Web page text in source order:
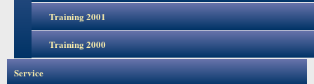
Training 2001
Training 2000
Service